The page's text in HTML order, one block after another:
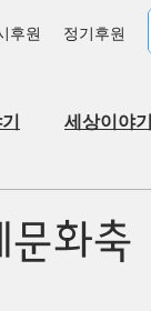
후원 정기후원
세상이야기
문화축